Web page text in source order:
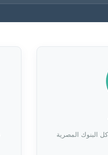
البنوك المصرية